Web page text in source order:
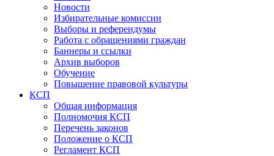
Новости
Избирательные комиссии
Выборы и референдумы
Работа с обращениями граждан
Баннеры и ссылки
Архив выборов
Обучение
Повышение правовой культуры
КСП
Общая информация
Полномочия КСП
Перечень законов
Положение о КСП
Регламент КСП